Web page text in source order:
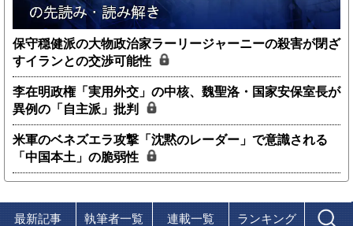
保守穏健派の大物政治家ラーリージャーニーの殺害が閉ざ
すイランとの交渉可能性
李在明政権「実用外交」の中核、魏聖洛・国家安保室長が
異例の「自主派」批判
米軍のベネズエラ攻撃「沈黙のレーダー」で意識される
「中国本土」の脆弱性
最新記事 執筆者一覧 連載一覧 ランキング